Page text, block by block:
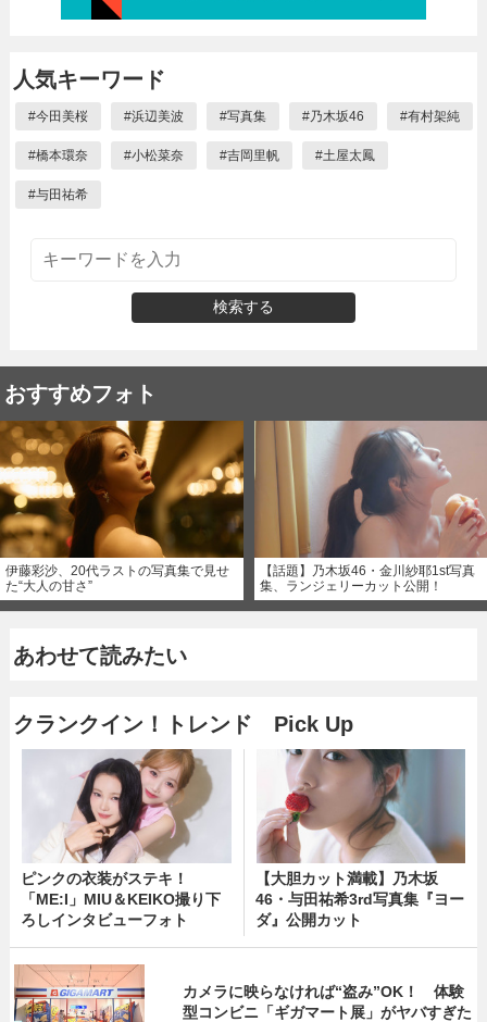
人気キーワード
#今田美桜 #浜辺美波 #写真集 #乃木坂46 #有村架純
#橋本環奈 #小松菜奈 #吉岡里帆 #土屋太鳳
#与田祐希
検索する
おすすめフォト
伊藤彩沙、20代ラストの写真集で見せ
た“大人の甘さ”
【話題】乃木坂46・金川紗耶1st写真
集、ランジェリーカット公開！
あわせて読みたい
クランクイン！トレンド Pick Up
ピンクの衣装がステキ！
「ME:I」MIU＆KEIKO撮り下
ろしインタビューフォト
【大胆カット満載】乃木坂
46・与田祐希3rd写真集『ヨー
ダ』公開カット
カメラに映らなければ“盗み”OK！ 体験
型コンビニ「ギガマート展」がヤバすぎた